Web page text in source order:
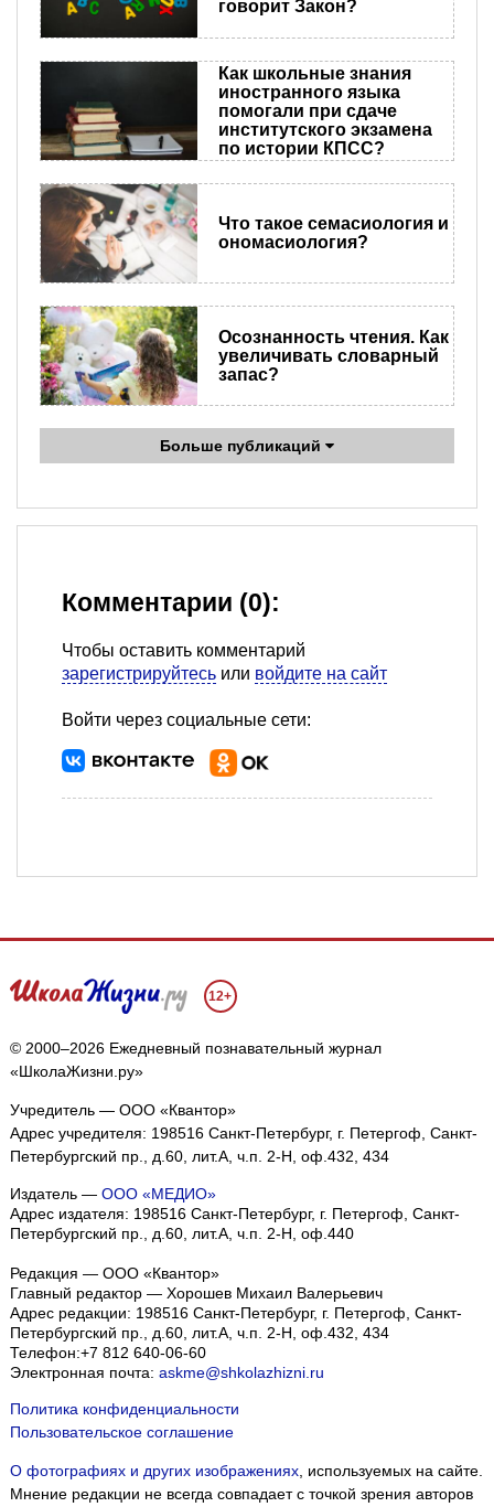
говорит Закон?
Как школьные знания
иностранного языка
помогали при сдаче
институтского экзамена
по истории КПСС?
Что такое семасиология и
ономасиология?
Осознанность чтения. Как
увеличивать словарный
запас?
Больше публикаций
Комментарии (0):
Чтобы оставить комментарий
зарегистрируйтесь или войдите на сайт
Войти через социальные сети:
12+
© 2000–2026 Ежедневный познавательный журнал
«ШколаЖизни.ру»
Учредитель — ООО «Квантор»
Адрес учредителя: 198516 Санкт-Петербург, г. Петергоф, Санкт-
Петербургский пр., д.60, лит.А, ч.п. 2-Н, оф.432, 434
Издатель — ООО «МЕДИО»
Адрес издателя: 198516 Санкт-Петербург, г. Петергоф, Санкт-
Петербургский пр., д.60, лит.А, ч.п. 2-Н, оф.440
Редакция — ООО «Квантор»
Главный редактор — Хорошев Михаил Валерьевич
Адрес редакции: 198516 Санкт-Петербург, г. Петергоф Санкт-
Петербургский пр., д.60, лит.А, ч.п. 2-Н, оф.432, 434
Телефон:+7 812 640-06-60
Электронная почта: askme@shkolazhizni.ru
Политика конфиденциальности
Пользовательское соглашение
О фотографиях и других изображениях, используемых на сайте.
Мнение редакции не всегда совпадает с точкой зрения авторов